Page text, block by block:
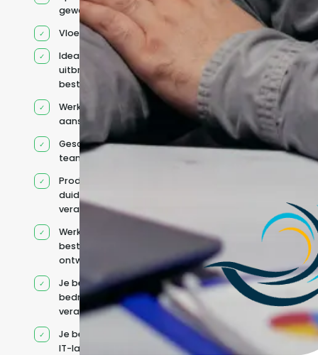
geworven profiel
Vloeiend Engels
Ideaal voor het
uitbreiden van
bestaande capaciteit
Werkt onder jouw
aansturing
Geschikt voor hybride
teams
Productcontext en
duidelijke
verantwoordelijkheden
Werkt binnen jouw
bestaande
ontwikkelteam
Je behoudt jouw
bedrijfs- en IT-
verantwoordelijkheden
Je beheert jouw eigen
IT-landschap